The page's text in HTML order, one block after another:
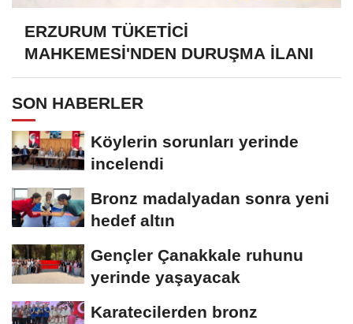
ERZURUM TÜKETİCİ
MAHKEMESİ'NDEN DURUŞMA İLANI
SON HABERLER
Köylerin sorunları yerinde
incelendi
Bronz madalyadan sonra yeni
hedef altın
Gençler Çanakkale ruhunu
yerinde yaşayacak
Karatecilerden bronz